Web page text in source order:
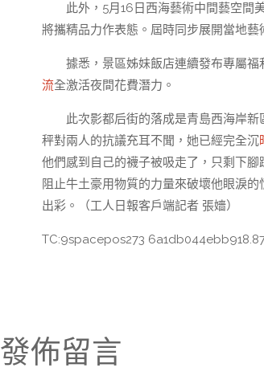
此外，5月16日西海藝術中間藝空間
將攜精品力作表態。屆時同步展開當地
據悉，景區姊妹飯店連續發布專屬福
流全激活夜間花費潛力。
此次影都后街的落成是青島西海岸
秤對兩人的抗議充耳不聞，她已經完全沉
他們感到自己的襪子被吸走了，只剩下
阻止牛土豪用物質的力量來破壞他眼淚
出彩。（工人日報客戶端記者 張嬙）
TC:9spacepos273
發佈留言